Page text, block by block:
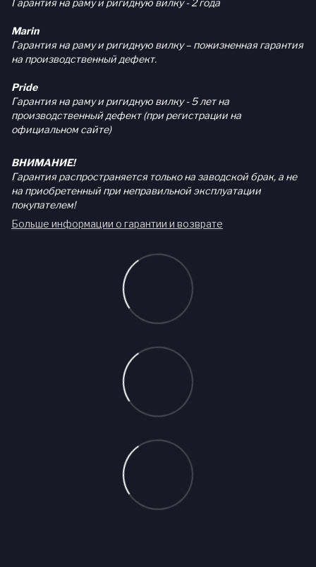
Marin
Гарантия на раму и ригидную вилку – пожизненная гарантия
на производственный дефект.
Pride
Гарантия на раму и ригидную вилку - 5 лет на
производственный дефект (при регистрации на
официальном сайте)
ВНИМАНИЕ!
Гарантия распространяется только на заводской брак, а не
на приобретенный при неправильной эксплуатации
покупателем!
Больше информации о гарантии и возврате